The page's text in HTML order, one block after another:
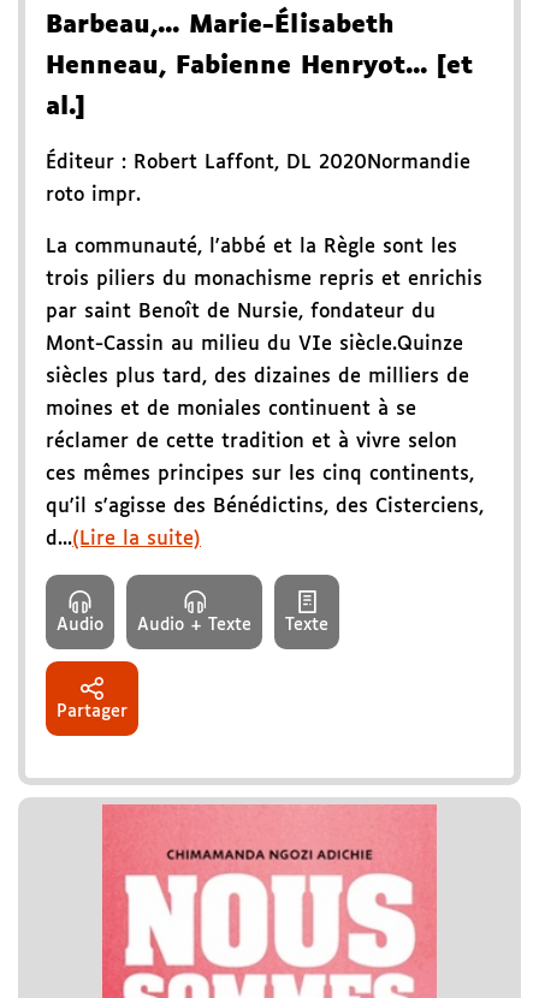
Barbeau,... Marie-Élisabeth
Henneau, Fabienne Henryot... [et
al.]
Éditeur : Robert Laffont, DL 2020 Normandie
roto impr.
La communauté, l'abbé et la Règle sont les
trois piliers du monachisme repris et enrichis
par saint Benoît de Nursie, fondateur du
Mont-Cassin au milieu du VIe siècle.Quinze
siècles plus tard, des dizaines de milliers de
moines et de moniales continuent à se
réclamer de cette tradition et à vivre selon
ces mêmes principes sur les cinq continents,
qu'il s'agisse des Bénédictins, des Cisterciens,
d...(Lire la suite)
Audio Audio + Texte Texte
Partager